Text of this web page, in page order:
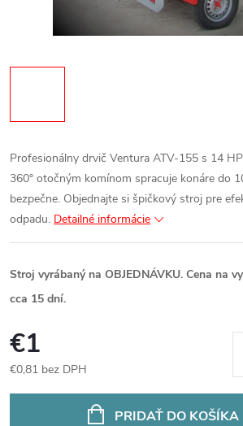
Profesionálny drvič Ventura ATV-155 s 14
360° otočným komínom spracuje konáre do
bezpečne. Objednajte si špičkový stroj pre
odpadu. Detailné informácie
Stroj vyrábaný na OBJEDNÁVKU. Cena na
cca 15 dní.
€1
€0,81 bez DPH
PRIDAŤ DO KOŠÍKA